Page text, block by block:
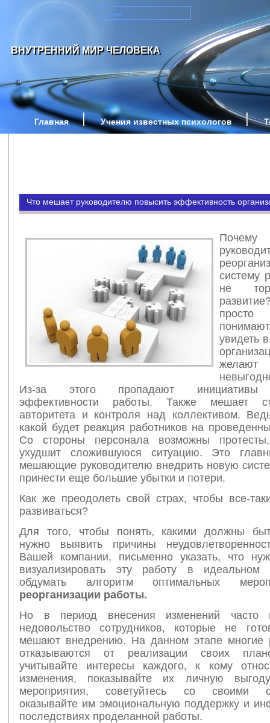
ВНУТРЕННИЙ МИР ЧЕЛОВЕКА
Главная Учения известных психологов
Что мешает руководителю повысить эффективность
Почему
систему
не
увидеть
желают
Из-за этого пропадают инициативы
эффективности работы. Также мешает
авторитета и контроля над коллективом.
какой будет реакция работников на
Со стороны персонала возможны
ухудшит сложившуюся ситуацию. Это
мешающие руководителю внедрить новую
принести еще большие убытки и потери.
Как же преодолеть свой страх, чтобы все-
развиваться?
Для того, чтобы понять, какими должны
нужно выявить причины
Вашей компании, письменно указать, что
визуализировать эту работу в идеальном
обдумать алгоритм оптимальных
реорганизации работы.
Но в период внесения изменений часто
недовольство сотрудников, которые не
мешают внедрению. На данном этапе многие
отказываются от реализации своих
учитывайте интересы каждого, к кому
изменения, показывайте их личную
мероприятия, советуйтесь со своими
оказывайте им эмоциональную поддержку и
последствиях проделанной работы.